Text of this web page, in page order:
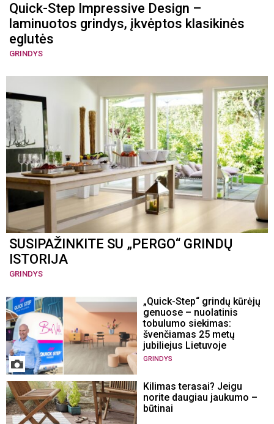
Quick-Step Impressive Design –
laminuotos grindys, įkvėptos klasikinės
eglutės
GRINDYS
SUSIPAŽINKITE SU „PERGO“ GRINDŲ
ISTORIJA
GRINDYS
„Quick-Step“ grindų kūrėjų
genuose – nuolatinis
tobulumo siekimas:
švenčiamas 25 metų
jubiliejus Lietuvoje
GRINDYS
Kilimas terasai? Jeigu
norite daugiau jaukumo –
būtinai